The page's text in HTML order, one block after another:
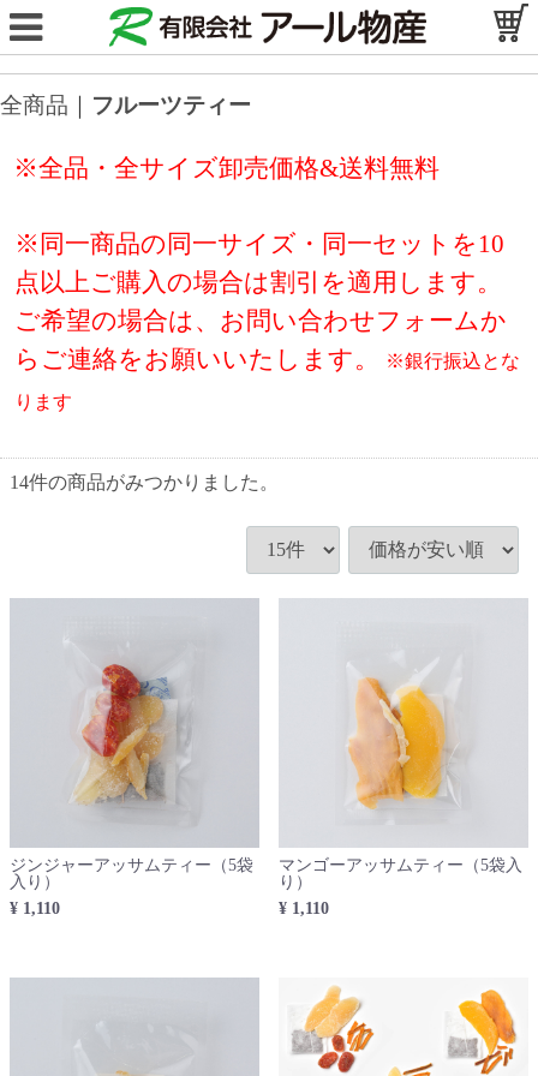
全商品 フルーツティー
※全品・全サイズ卸売価格&送料無料
※同一商品の同一サイズ・同一セットを10
点以上ご購入の場合は割引を適用します。
ご希望の場合は、 お問い合わせフォームか
らご連絡をお願いいたします。
※銀行振込とな
ります
14件の商品がみつかりました。
ジンジャーアッサムティー（5袋
入り）
¥ 1,110
マンゴーアッサムティー（5袋入
り）
¥ 1,110